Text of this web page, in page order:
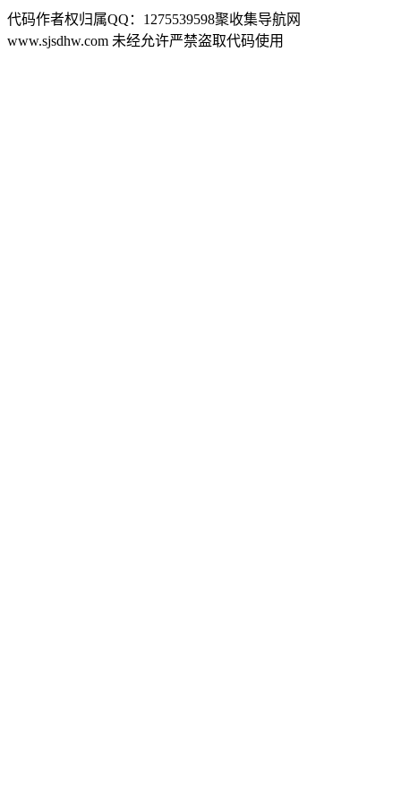
代码作者权归属QQ：1275539598聚收集导航网
www.sjsdhw.com 未经允许严禁盗取代码使用